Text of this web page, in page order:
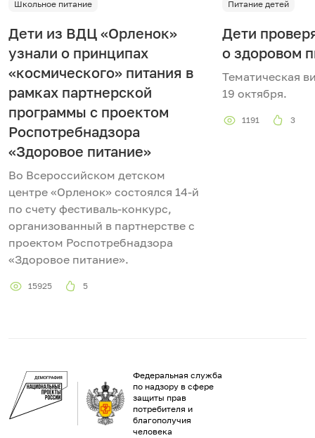
Школьное питание
Дети из ВДЦ «Орленок»
узнали о принципах
«космического» питания в
рамках партнерской
программы c проектом
Роспотребнадзора
«Здоровое питание»
Во Всероссийском детском
центре «Орленок» состоялся 14-й
по счету фестиваль-конкурс,
организованный в партнерстве с
проектом Роспотребнадзора
«Здоровое питание».
15925 5
Питание детей
Дети
о здоровом
Тематическая
19 октября.
1191 3
Федеральная служба
по надзору в сфере
защиты прав
потребителя и
благополучия
человека